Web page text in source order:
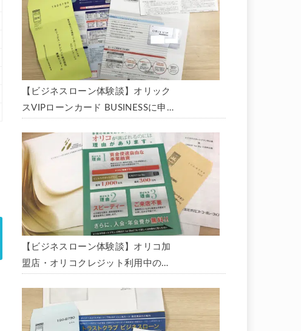
【ビジネスローン体験談】オリック
スVIPローンカード BUSINESSに申
利で借りられました。全手順を丁寧
に解説します。
【ビジネスローン体験談】オリコ加
盟店・オリコクレジット利用中の事
ビジネスサポートプラン」を使う方
法がないか、問い合わせてみた。